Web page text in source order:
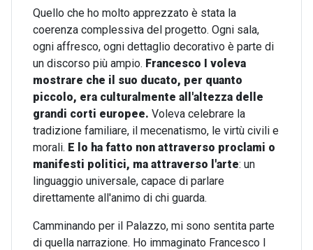
Quello che ho molto apprezzato è stata la
coerenza complessiva del progetto. Ogni sala,
ogni affresco, ogni dettaglio decorativo è parte di
un discorso più ampio. Francesco I voleva
mostrare che il suo ducato, per quanto
piccolo, era culturalmente all'altezza delle
grandi corti europee. Voleva celebrare la
tradizione familiare, il mecenatismo, le virtù civili e
morali. E lo ha fatto non attraverso proclami o
manifesti politici, ma attraverso l'arte: un
linguaggio universale, capace di parlare
direttamente all'animo di chi guarda.
Camminando per il Palazzo, mi sono sentita parte
di quella narrazione. Ho immaginato Francesco I